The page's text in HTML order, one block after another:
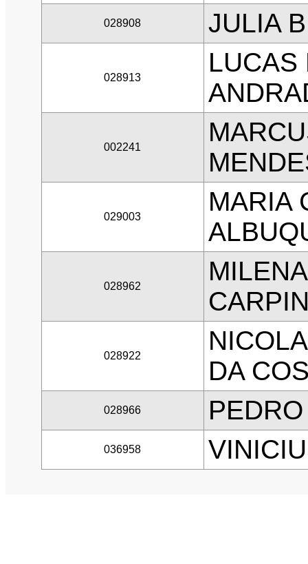
028908 JULIA
028913
LUCAS
002241
029003
MARIA
028962
028922
DA
028966
036958